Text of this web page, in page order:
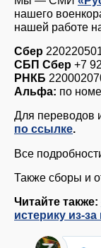
нашего
нашей работе
Сбер
СБП Сбер +7
РНКБ
Альфа: по
Для переводов
по ссылке.
Все
Также сборы и
Читайте также:
истерику из-